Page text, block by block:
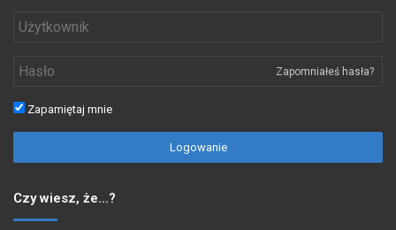
Zapomniałeś hasła?
Zapamiętaj mnie
Logowanie
Czy wiesz, że…?